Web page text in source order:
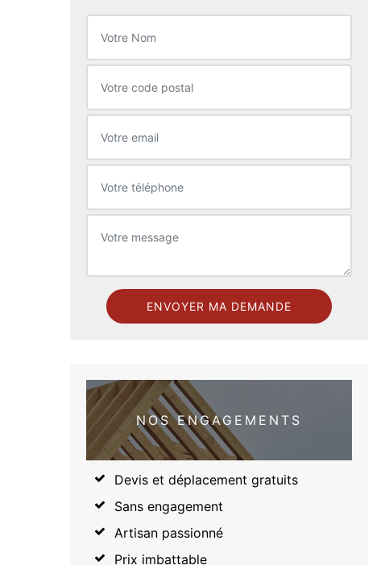
NOS ENGAGEMENTS
Devis et déplacement gratuits
Sans engagement
Artisan passionné
Prix imbattable